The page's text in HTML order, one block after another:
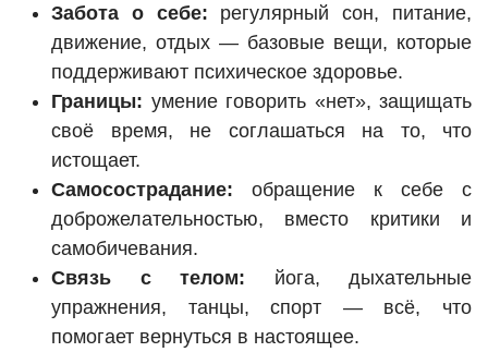
Забота о себе: регулярный сон, питание,
движение, отдых — базовые вещи, которые
поддерживают психическое здоровье.
Границы: умение говорить «нет», защищать
своё время, не соглашаться на то, что
истощает.
Самосострадание: обращение к себе с
доброжелательностью, вместо критики и
самобичевания.
Связь с телом: йога, дыхательные
упражнения, танцы, спорт — всё, что
помогает вернуться в настоящее.